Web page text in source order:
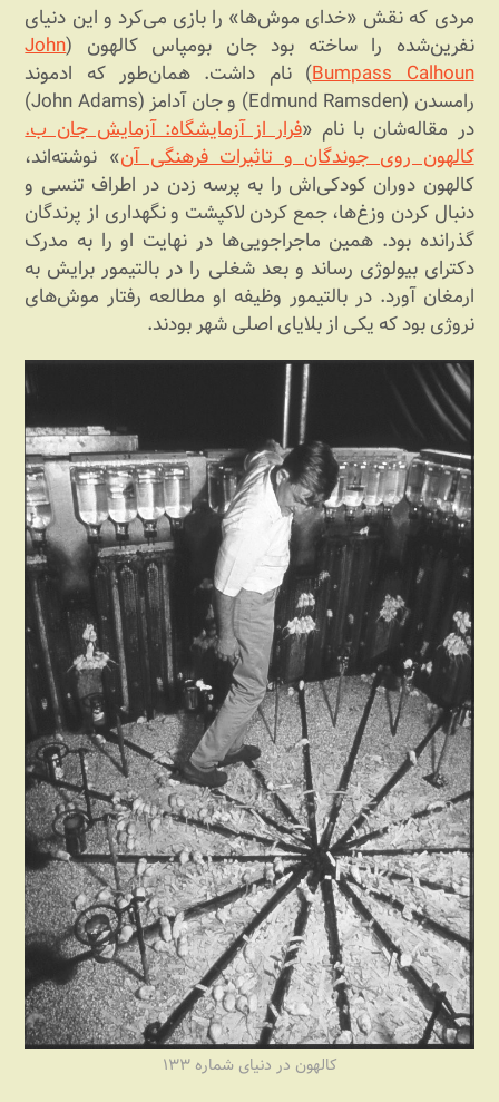
مردی که نقش «خدای موش‌ها» را بازی می‌کرد و این دنیای
نفرین‌شده را ساخته بود جان بومپاس کالهون (John
Bumpass Calhoun) نام داشت. همان‌طور که ادموند
رامسدن (Edmund Ramsden) و جان آدامز (John Adams)
در مقاله‌شان با نام «فرار از آزمایشگاه: آزمایش جان ب.
کالهون روی جوندگان و تاثیرات فرهنگی آن» نوشته‌اند،
کالهون دوران کودکی‌اش را به پرسه زدن در اطراف تنسی و
دنبال کردن وزغ‌ها، جمع کردن لاکپشت و نگهداری از پرندگان
گذرانده بود. همین ماجراجویی‌ها در نهایت او را به مدرک
دکترای بیولوژی رساند و بعد شغلی را در بالتیمور برایش به
ارمغان آورد. در بالتیمور وظیفه او مطالعه رفتار موش‌های
نروژی بود که یکی از بلایای اصلی شهر بودند.
کالهون در دنیای شماره ۱۳۳